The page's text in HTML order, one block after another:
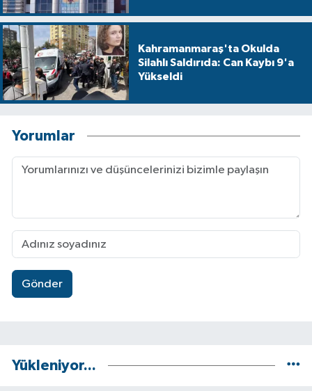
Kahramanmaraş'ta Okulda
Silahlı Saldırıda: Can Kaybı 9'a
Yükseldi
Yorumlar
Gönder
Yükleniyor...